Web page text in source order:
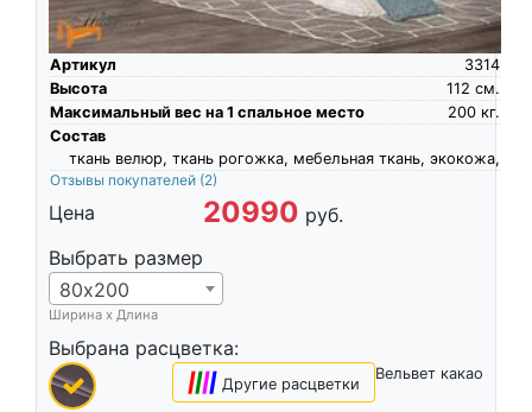
Артикул
3314
Высота
см.
112
Максимальный вес на 1 спальное место
кг.
200
Состав
ткань велюр, ткань рогожка, мебельная ткань, экокожа,
Отзывы покупателей (2)
Цена 20990 руб.
Выбрать размер
80х200
Ширина х Длина
Выбрана расцветка:
Вельвет какао
|||| Другие расцветки